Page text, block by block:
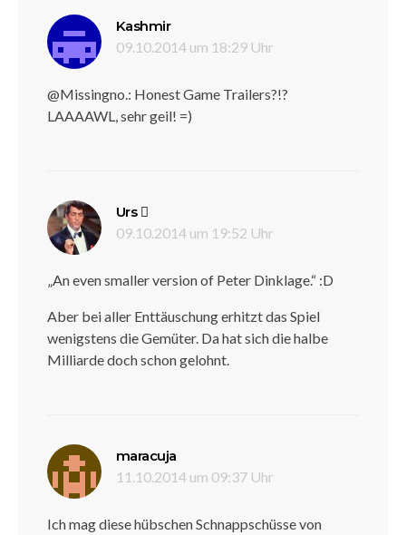
Kashmirsagt:
09.10.2014 um 18:29 Uhr
@Missingno.: Honest Game Trailers?!?
LAAAAWL, sehr geil! =)
Urs
09.10.2014 um 19:52 Uhr
„An even smaller version of Peter Dinklage.“ :D
Aber bei aller Enttäuschung erhitzt das Spiel
wenigstens die Gemüter. Da hat sich die halbe
Milliarde doch schon gelohnt.
maracuja
11.10.2014 um 09:37 Uhr
Ich mag diese hübschen Schnappschüsse von